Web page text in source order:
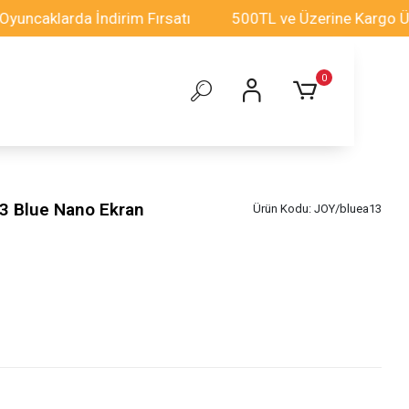
İndirim Fırsatı 500TL ve Üzerine Kargo
0
Blue Nano Ekran Ürün Kodu: JOY/bluea13